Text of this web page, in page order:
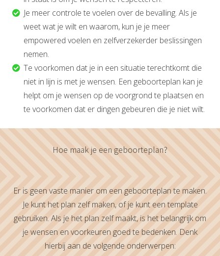
Je meer controle te voelen over de bevalling. Als je
weet wat je wilt en waarom, kun je je meer
empowered voelen en zelfverzekerder beslissingen
nemen.
Te voorkomen dat je in een situatie terechtkomt die
niet in lijn is met je wensen. Een geboorteplan kan je
helpt om je wensen op de voorgrond te plaatsen en
te voorkomen dat er dingen gebeuren die je niet wilt.
Hoe maak je een geboorteplan?
Er is geen vaste manier om een geboorteplan te maken.
Je kunt het plan zelf maken, of je kunt een template
gebruiken. Als je het plan zelf maakt, is het belangrijk om
je wensen en voorkeuren goed te bedenken. Denk
hierbij aan de volgende onderwerpen: